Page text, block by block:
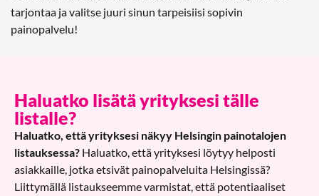
tarjontaa ja valitse juuri sinun tarpeisiisi sopivin
painopalvelu!
Haluatko lisätä yrityksesi tälle
listalle?
Haluatko, että yrityksesi näkyy Helsingin painotalojen
listauksessa? Haluatko, että yrityksesi löytyy helposti
asiakkaille, jotka etsivät painopalveluita Helsingissä?
Liittymällä listaukseemme varmistat, että potentiaaliset